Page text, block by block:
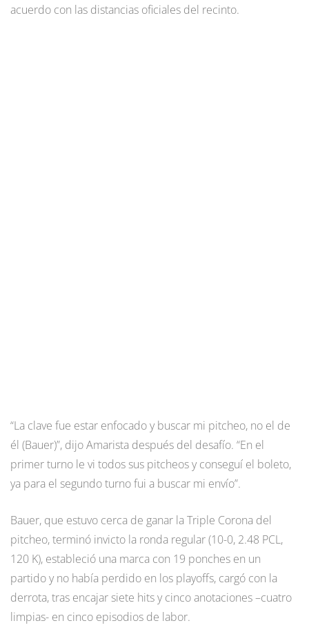
acuerdo con las distancias oficiales del recinto.
“La clave fue estar enfocado y buscar mi pitcheo, no el de
él (Bauer)”, dijo Amarista después del desafío. “En el
primer turno le vi todos sus pitcheos y conseguí el boleto,
ya para el segundo turno fui a buscar mi envío”.
Bauer, que estuvo cerca de ganar la Triple Corona del
pitcheo, terminó invicto la ronda regular (10-0, 2.48 PCL,
120 K), estableció una marca con 19 ponches en un
partido y no había perdido en los playoffs, cargó con la
derrota, tras encajar siete hits y cinco anotaciones –cuatro
limpias- en cinco episodios de labor.